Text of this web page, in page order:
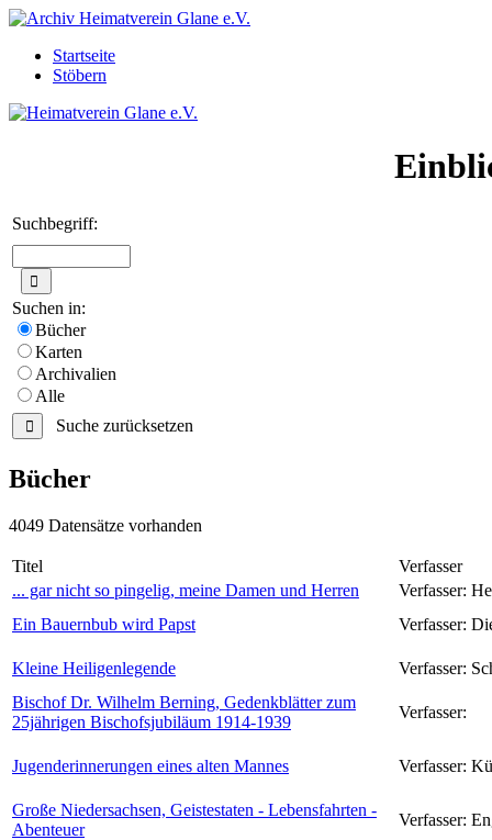
Startseite
Stöbern
Suchbegriff:
Suchen in:
Bücher
Karten
Archivalien
Alle
Suche zurücksetzen
Bücher
4049 Datensätze vorhanden
Titel
Verfasser
... gar nicht so pingelig, meine Damen und Herren
Verfasser:
Ein Bauernbub wird Papst
Verfasser:
Kleine Heiligenlegende Verfasser:
Bischof Dr. Wilhelm Berning, Gedenkblätter zum
25jährigen Bischofsjubiläum 1914-1939
Verfasser:
Jugenderinnerungen eines alten Mannes Verfasser:
Große Niedersachsen, Geistestaten - Lebensfahrten -
Abenteuer
Verfasser: